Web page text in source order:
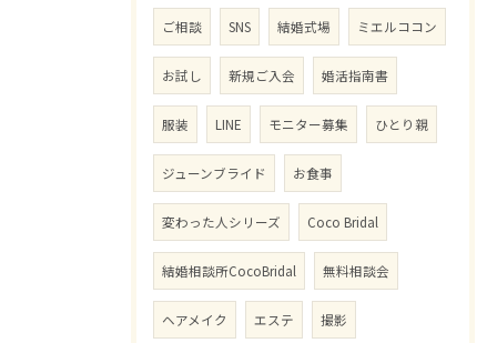
ご相談 SNS 結婚式場 ミエルココン
お試し 新規ご入会 婚活指南書
服装 LINE モニター募集 ひとり親
ジューンブライド お食事
変わった人シリーズ Coco Bridal
結婚相談所CocoBridal 無料相談会
ヘアメイク エステ 撮影